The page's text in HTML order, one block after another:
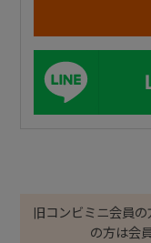
旧コンビミニ会員
の方は会